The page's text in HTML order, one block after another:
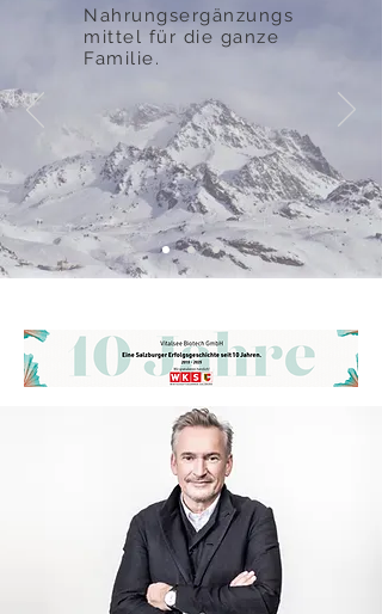
Nahrungsergänzungs
mittel für die ganze
Familie.